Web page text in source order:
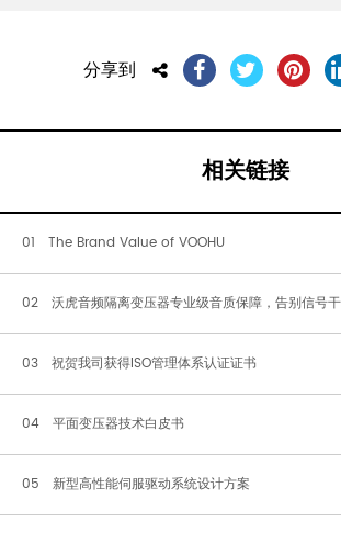
分享到
相关链接
01 The Brand Value of VOOHU
02 沃虎音频隔离变压器专业级音质保障，告别信号
03 祝贺我司获得ISO管理体系认证证书
04 平面变压器技术白皮书
05 新型高性能伺服驱动系统设计方案